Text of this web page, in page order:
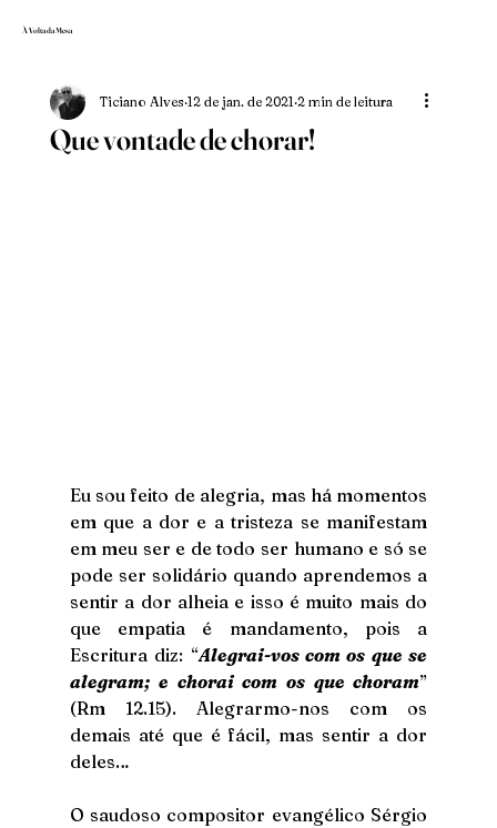
À Volta da Mesa
Que vontade de chorar!
Ticiano Alves 12 de jan. de 2021 2 min de leitura
Eu sou feito de alegria, mas há momentos
em que a dor e a tristeza se manifestam
em meu ser e de todo ser humano e só se
pode ser solidário quando aprendemos a
sentir a dor alheia e isso é muito mais do
que empatia é mandamento, pois a
Escritura diz: “Alegrai-vos com os que se
alegram; e chorai com os que choram”
(Rm 12.15). Alegrarmo-nos com os
demais até que é fácil, mas sentir a dor
deles…
O saudoso compositor evangélico Sérgio